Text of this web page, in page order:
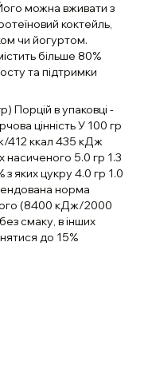
можна вживати з
коктейль,
чи йогуртом.
більше 80%
та підтримки
Порцій в упаковці -
цінність У 100 гр
412 ккал 435 кДж
насиченого 5.0 гр 1.3
з яких цукру 4.0 гр 1.0
норма
(8400 кДж/2000
смаку, в інших
до 15%